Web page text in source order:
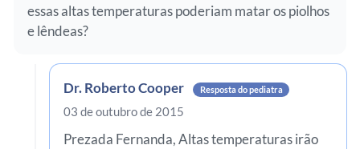
essas altas temperaturas poderiam matar os piolhos
e lêndeas?
Dr. Roberto Cooper Resposta do pediatra
03 de outubro de 2015
Prezada Fernanda, Altas temperaturas irão